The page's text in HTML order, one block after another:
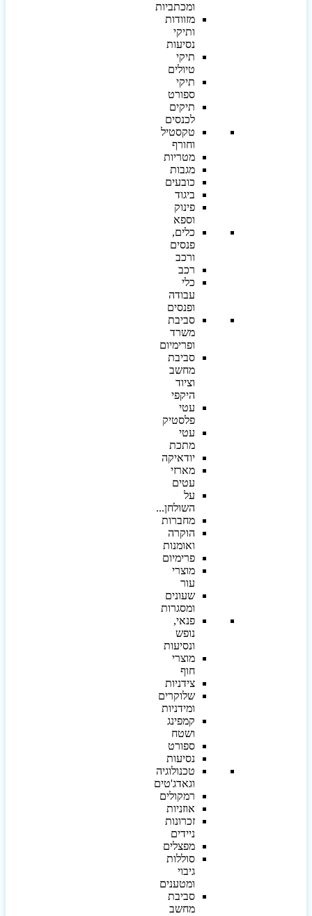
ומכתביות
מזוודות
ותיקי
נסיעות
תיקי
טיולים
תיקי
ספורט
תיקים
לכנסים
טקסטיל
וחורף
מטריות
מגבות
כובעים
ביגוד
פינוק
וספא
כלים,
פנסים
ורכב
רכב
כלי
עבודה
ופנסים
סביבת
משרד
ופרימיום
סביבת
מחשב
וציוד
היקפי
עטי
פלסטיק
עטי
מתכת
יודאיקה
מארזי
עטים
על
השולחן...
מחברות
הוקרה
ואומנות
פרימיום
מוצרי
עור
שעונים
ומסגרות
פנאי,
נופש
ונסיעות
מוצרי
חוף
צידניות
שלוקרים
ומידניות
קמפינג
ושטח
ספורט
נסיעות
טכנולוגיה
וגאדג'טים
רמקולים
אוזניות
זכרונות
ניידים
מפצלים
סוללות
גיבוי
ומטענים
סביבת
מחשב